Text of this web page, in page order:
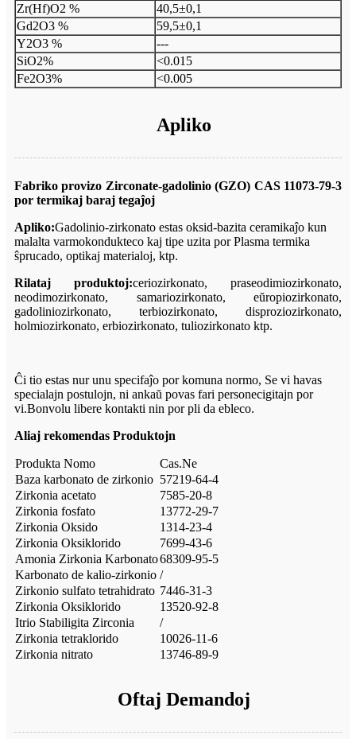
Zr(Hf)O2 %
40,5±0,1
Gd2O3 %
59,5±0,1
Y2O3 %
---
SiO2%
<0.015
Fe2O3%
<0.005
Apliko
Fabriko provizo Zirconate-gadolinio (GZO) CAS 11073-79-3
por termikaj baraj tegaĵoj
Apliko:Gadolinio-zirkonato estas oksid-bazita ceramikaĵo kun
malalta varmokondukteco kaj tipe uzita por Plasma termika
ŝprucado, optikaj materialoj, ktp.
Rilataj produktoj:ceriozirkonato, praseodimiozirkonato,
neodimozirkonato, samariozirkonato, eŭropiozirkonato,
gadoliniozirkonato, terbiozirkonato, disproziozirkonato,
holmiozirkonato, erbiozirkonato, tuliozirkonato ktp.
Ĉi tio estas nur unu specifaĵo por komuna normo, Se vi havas
specialajn postulojn, ni ankaŭ povas fari personecigitajn por
vi.Bonvolu libere kontakti nin por pli da ebleco.
Aliaj rekomendas Produktojn
Produkta Nomo
Cas.Ne
Baza karbonato de zirkonio 57219-64-4
Zirkonia acetato
7585-20-8
Zirkonia fosfato
13772-29-7
Zirkonia Oksido
1314-23-4
Zirkonia Oksiklorido
7699-43-6
Amonia Zirkonia Karbonato68309-95-5
Karbonato de kalio-zirkonio /
Zirkonio sulfato tetrahidrato 7446-31-3
Zirkonia Oksiklorido
13520-92-8
Itrio Stabiligita Zirconia
/
Zirkonia tetraklorido
10026-11-6
Zirkonia nitrato
13746-89-9
Oftaj Demandoj